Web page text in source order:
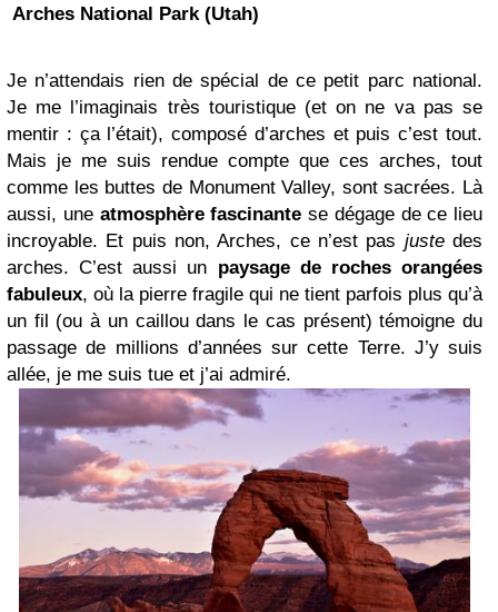
Arches National Park (Utah)
Je n’attendais rien de spécial de ce petit parc national.
Je me l’imaginais très touristique (et on ne va pas se
mentir : ça l’était), composé d’arches et puis c’est tout.
Mais je me suis rendue compte que ces arches, tout
comme les buttes de Monument Valley, sont sacrées. Là
aussi, une atmosphère fascinante se dégage de ce lieu
incroyable. Et puis non, Arches, ce n’est pas justedes
arches. C’est aussi un paysage de roches orangées
fabuleux, où la pierre fragile qui ne tient parfois plus qu’à
un fil (ou à un caillou dans le cas présent) témoigne du
passage de millions d’années sur cette Terre. J’y suis
allée, je me suis tue et j’ai admiré.